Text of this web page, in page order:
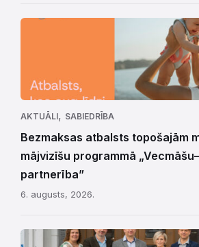
AKTUĀLI, SABIEDRĪBA
Bezmaksas atbalsts topošajām
mājvizīšu programmā
partnerība”
6. augusts, 2026.